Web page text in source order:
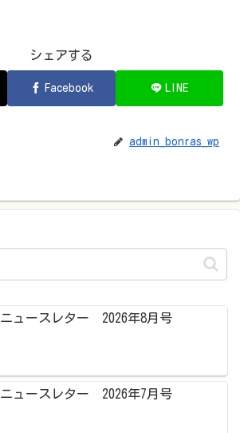
シェアする
Facebook LINE
admin_bonras_wp
ニュースレター 2026年8月号
ニュースレター 2026年7月号